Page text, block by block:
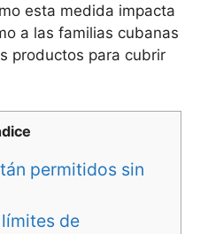
esta medida impacta
a las familias cubanas
productos para cubrir
permitidos sin
de